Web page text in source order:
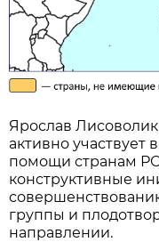
Ярослав Лисоволик
активно
помощи странам
конструктивные
группы и
направлении.